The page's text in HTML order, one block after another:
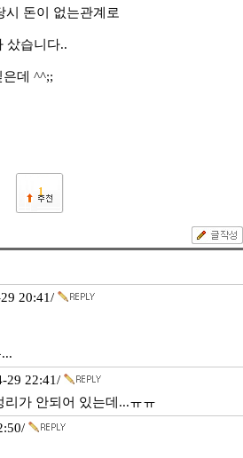
시 돈이 없는관계로
샀습니다..
데 ^^;;
1
20:41/
29 22:41/
가 안되어 있는데...ㅠㅠ